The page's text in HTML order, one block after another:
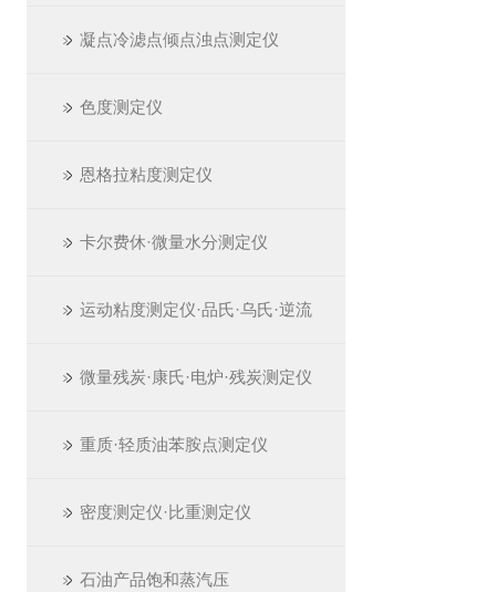
凝点冷滤点倾点浊点测定仪
色度测定仪
恩格拉粘度测定仪
卡尔费休·微量水分测定仪
运动粘度测定仪·品氏·乌氏·逆流
微量残炭·康氏·电炉·残炭测定仪
重质·轻质油苯胺点测定仪
密度测定仪·比重测定仪
石油产品饱和蒸汽压